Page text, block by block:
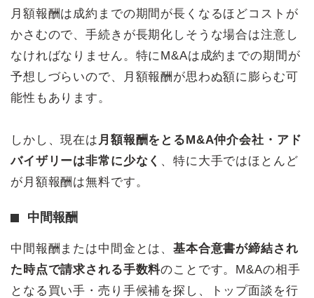
月額報酬は成約までの期間が長くなるほどコストが
かさむので、手続きが長期化しそうな場合は注意し
なければなりません。特にM&Aは成約までの期間が
予想しづらいので、月額報酬が思わぬ額に膨らむ可
能性もあります。
しかし、現在は 月額報酬をとるM&A仲介会社・アド
バイザリーは非常に少なく 、特に大手ではほとんど
が月額報酬は無料です。
中間報酬
中間報酬または中間金とは、基本合意書が締結され
た時点で請求される手数料のことです。M&Aの相手
となる買い手・売り手候補を探し、トップ面談を行